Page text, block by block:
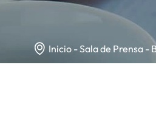
 Inicio Sala de Prensa